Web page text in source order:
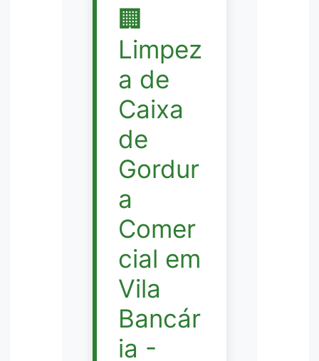
🏢
Limpez
a de
Caixa
de
Gordur
a
Comer
cial em
Vila
Bancár
ia -